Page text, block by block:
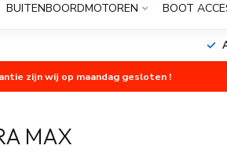
BUITENBOORDMOTOREN BOOT
zijn wij op maandag gesloten !
MAX